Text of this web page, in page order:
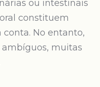
ou intestinais
constituem
No entanto,
muitas